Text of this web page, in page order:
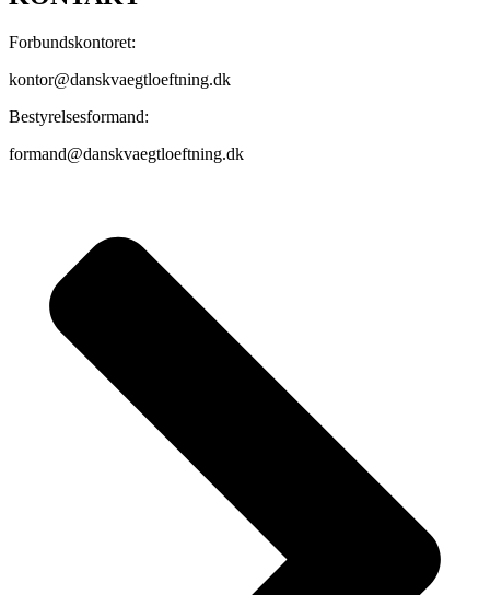
Forbundskontoret:
kontor@danskvaegtloeftning.dk
Bestyrelsesformand:
formand@danskvaegtloeftning.dk